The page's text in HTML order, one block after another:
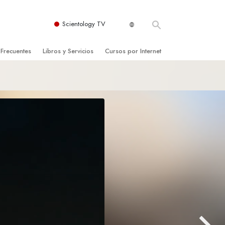
Scientology TV
Iglesia
Libros y Servicios Cursos por Internet
Las Dinámicas de la Existencia